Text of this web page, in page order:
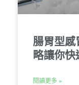
腸胃型感
略讓你快
閱讀更多 »